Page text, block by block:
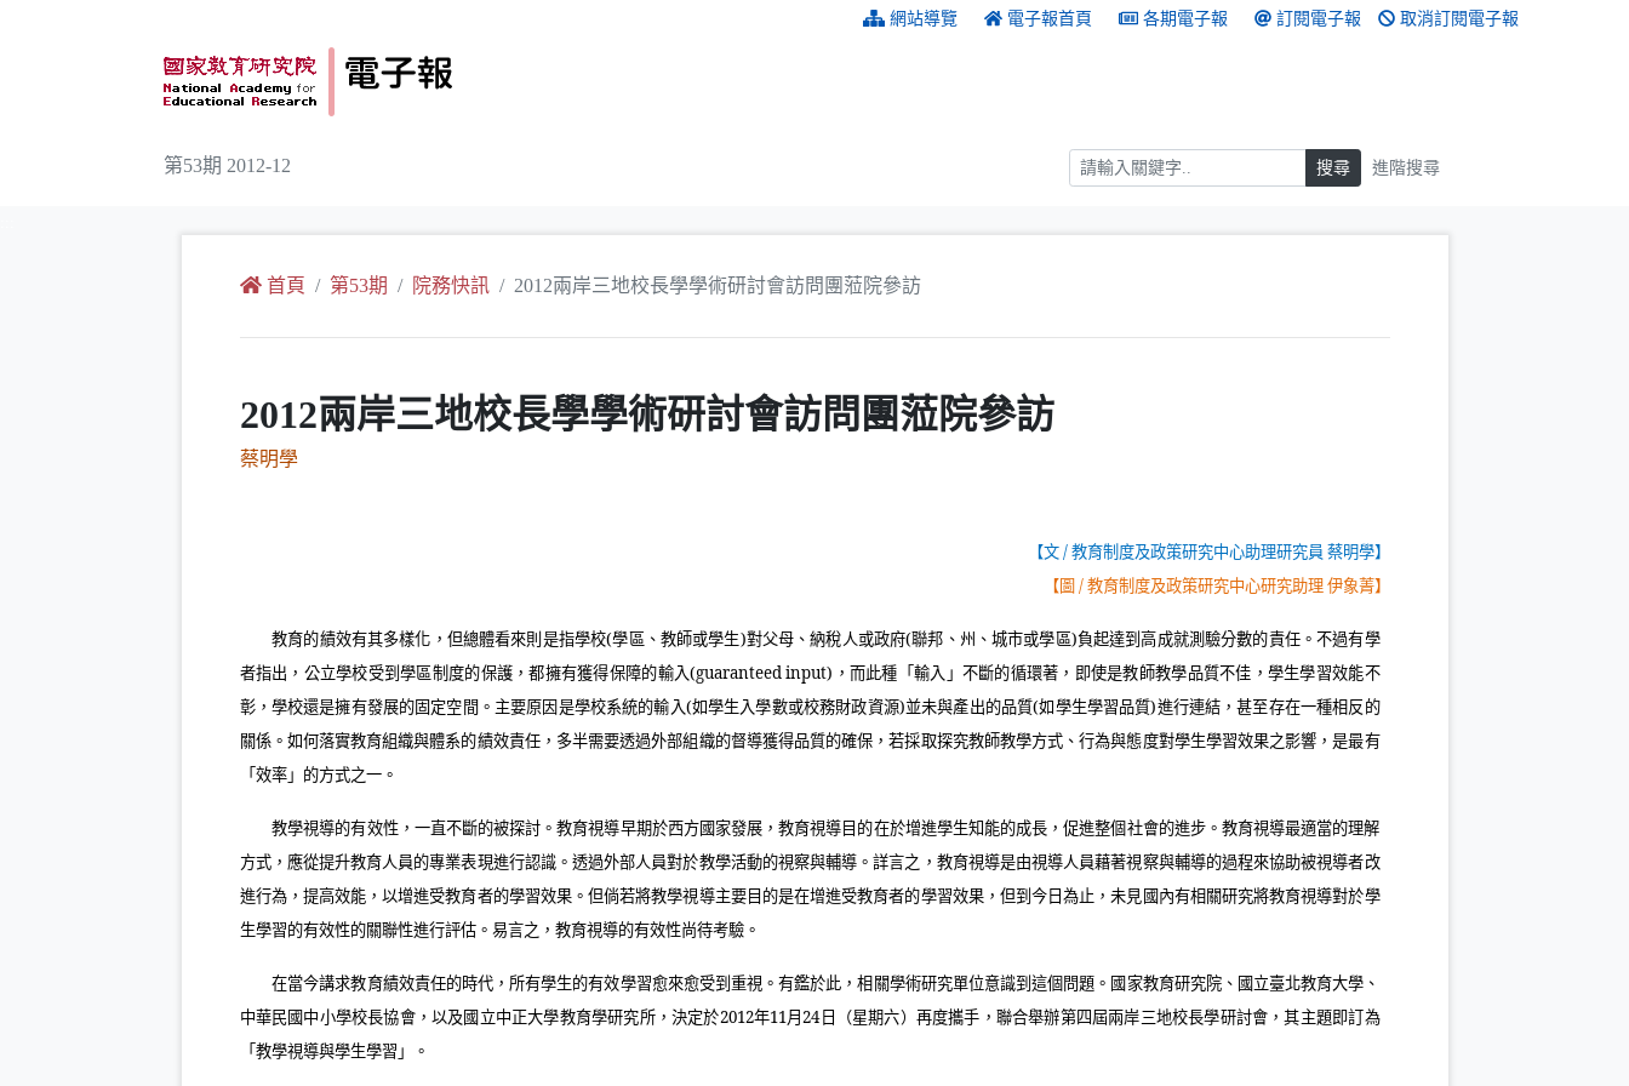
網站導覽 電子報首頁 各期電子報 訂閱電子報 取消訂閱電子報
第53期 2012-12 搜尋 搜尋 進階搜尋
首頁 第53期 院務快訊 2012兩岸三地校長學學術研討會訪問團蒞院參訪
2012兩岸三地校長學學術研討會訪問團蒞院參訪
蔡明學
【文/教育制度及政策研究中心助理研究員 蔡明學】
【圖/教育制度及政策研究中心研究助理 伊象菁】
教育的績效有其多樣化，但總體看來則是指學校(學區、教師或學生)對父母、納稅人或政府(聯邦、州、城市或學區)負起達到高成就測驗分數的責任。不過有學
者指出，公立學校受到學區制度的保護，都擁有獲得保障的輸入(guaranteed input) ，而此種「輸入」不斷的循環著，即使是教師教學品質不佳，學生學習效能不
彰，學校還是擁有發展的固定空間。主要原因是學校系統的輸入(如學生入學數或校務財政資源)並未與產出的品質(如學生學習品質)進行連結，甚至存在一種相反的
關係。如何落實教育組織與體系的績效責任，多半需要透過外部組織的督導獲得品質的確保，若採取探究教師教學方式、行為與態度對學生學習效果之影響，是最有
「效率」的方式之一。
教學視導的有效性，一直不斷的被探討。教育視導早期於西方國家發展，教育視導目的在於增進學生知能的成長，促進整個社會的進步。教育視導最適當的理解
方式，應從提升教育人員的專業表現進行認識。透過外部人員對於教學活動的視察與輔導。詳言之，教育視導是由視導人員藉著視察與輔導的過程來協助被視導者改
進行為，提高效能，以增進受教育者的學習效果。但倘若將教學視導主要目的是在增進受教育者的學習效果，但到今日為止，未見國內有相關研究將教育視導對於學
生學習的有效性的關聯性進行評估。易言之，教育視導的有效性尚待考驗。
在當今講求教育績效責任的時代，所有學生的有效學習愈來愈受到重視。有鑑於此，相關學術研究單位意識到這個問題。國家教育研究院、國立臺北教育大學、
中華民國中小學校長協會，以及國立中正大學教育學研究所，決定於2012年11月24日（星期六）再度攜手，聯合舉辦第四屆兩岸三地校長學研討會，其主題即訂為
「教學視導與學生學習」。